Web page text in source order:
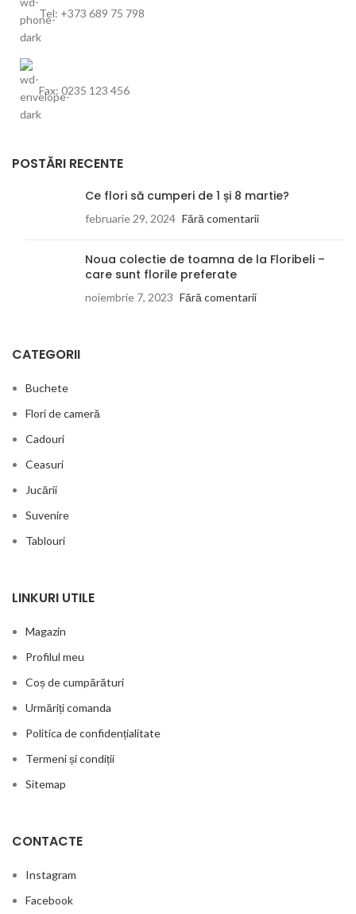
Tel: +373 689 75 798
Fax: 0235 123 456
POSTĂRI RECENTE
Ce flori să cumperi de 1 și 8 martie?
februarie 29, 2024 Fără comentarii
Noua colectie de toamna de la Floribeli –
care sunt florile preferate
noiembrie 7, 2023 Fără comentarii
CATEGORII
Buchete
Flori de cameră
Cadouri
Ceasuri
Jucării
Suvenire
Tablouri
LINKURI UTILE
Magazin
Profilul meu
Coș de cumpărături
Urmăriți comanda
Politica de confidențialitate
Termeni și condiții
Sitemap
CONTACTE
Instagram
Facebook